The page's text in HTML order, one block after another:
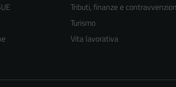
Tributi, finanze e
Turismo
Vita lavorativa